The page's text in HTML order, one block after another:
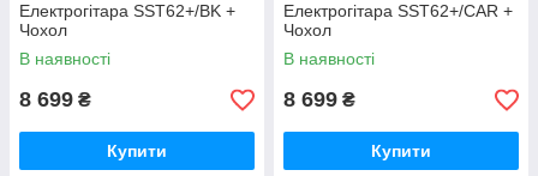
Електрогітара SST62+/BK +
Чохол
В наявності
8 699 ₴
Купити
Електрогітара SST62+/CAR +
Чохол
В наявності
8 699 ₴
Купити